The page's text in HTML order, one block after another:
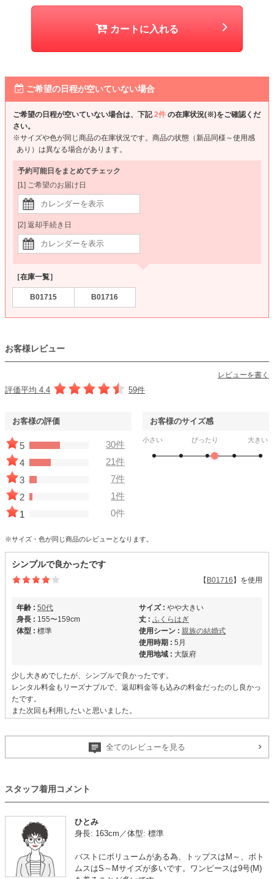
カートに入れる
ご希望の日程が空いていない場合
ご希望の日程が空いていない場合は、下記2件 の在庫状況(※)をご確認くだ
さい。
※サイズや色が同じ商品の在庫状況です。商品の状態（新品同様～使用感
あり）は異なる場合があります。
予約可能日をまとめてチェック
[1] ご希望のお届け日
[2] 返却手続き日
［在庫一覧］
B01715 B01716
お客様レビュー
レビューを書く
評価平均 4.4 59件
お客様の評価
5
30件
4
21件
3
7件
2
1件
1
0件
お客様のサイズ感
小さい ぴったり 大きい
※サイズ・色が同じ商品のレビューとなります。
シンプルで良かったです
【B01716】を使用
年齢 : 50代
身長 : 155〜159cm
体型 : 標準
サイズ : やや大きい
丈 : ふくらはぎ
使用シーン : 親族の結婚式
使用時期 : 5月
使用地域 : 大阪府
少し大きめでしたが、シンプルで良かったです。
レンタル料金もリーズナブルで、返却料金等も込みの料金だったのし良かっ
たです。
また次回も利用したいと思いました。
Hermoso luxe Hermoso luxe
年齢 : 50代
身長 :155〜159cm
体重 :50～54kg
丈 : くるぶし
使用シーン : 新郎・新婦の母親
全てのレビューを見る
スタッフ着用コメント
ひとみ
身長: 163cm／体型: 標準
バストにボリュームがある為、トップスはM～、ボト
ムスはS～Mサイズが多いです。ワンピースは9号(M)